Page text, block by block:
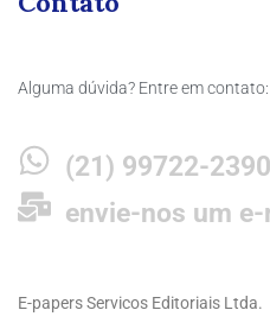
Alguma dúvida? Entre em contato:
(21) 99722-2390
envie-nos um e-
E-papers Servicos Editoriais Ltda.